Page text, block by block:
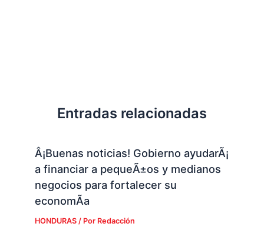
Entradas relacionadas
Â¡Buenas noticias! Gobierno ayudarÃ¡
a financiar a pequeÃ±os y medianos
negocios para fortalecer su
economÃ­a
HONDURAS/ Por Redacción